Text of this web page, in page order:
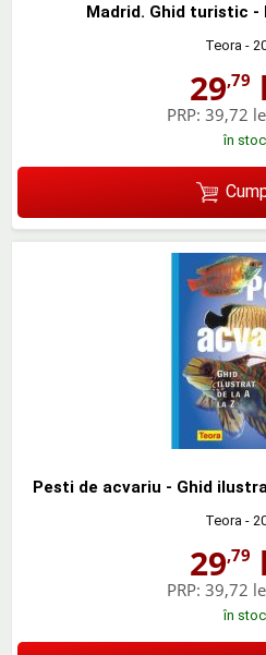
Madrid. Ghid turistic -
Teora -
29,79
PRP: 39,72
în stoc
Pesti de acvariu - Ghid
Teora -
29,79
PRP: 39,72
în stoc